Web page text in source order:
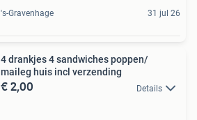
's-Gravenhage 31 jul 26
4 drankjes 4 sandwiches poppen/
maileg huis incl verzending
€ 2,00 Details